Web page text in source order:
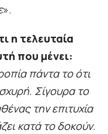
».
η τελευταία
που μένει:
πάντα το ότι
Σίγουρα το
την επιτυχία
κατά το δοκούν.